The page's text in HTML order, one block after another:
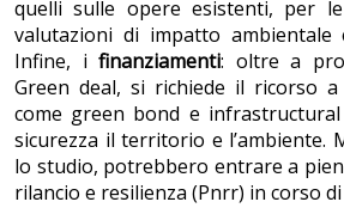
quelli sulle opere esistenti, per
valutazioni di impatto ambientale
Infine, i finanziamenti: oltre a
Green deal, si richiede il ricorso
come green bond e
sicurezza il territorio e l’ambiente.
lo studio, potrebbero entrare a
rilancio e resilienza (Pnrr) in corso